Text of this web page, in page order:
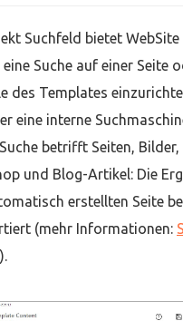
Suchfeld bietet WebSite
Suche auf einer Seite
des Templates
eine interne
betrifft Seiten,
und Blog-Artikel: Die
erstellten Seite
(mehr Informationen:
).